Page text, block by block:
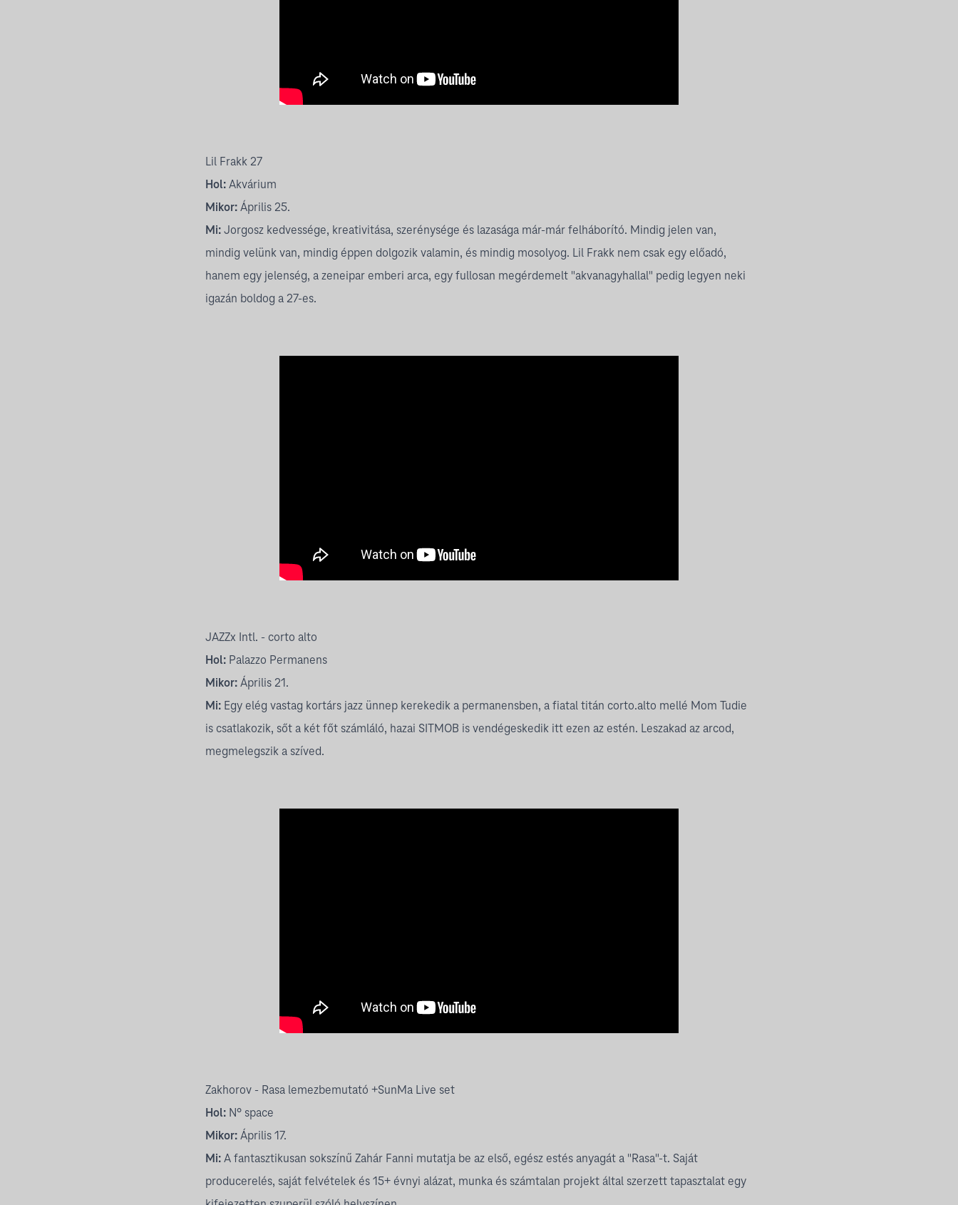
Lil Frakk 27
Hol: Akvárium
Mikor: Április 25.
Mi: Jorgosz kedvessége, kreativitása, szerénysége és lazasága már-már felháborító. Mindig jelen van,
mindig velünk van, mindig éppen dolgozik valamin, és mindig mosolyog. Lil Frakk nem csak egy előadó,
hanem egy jelenség, a zeneipar emberi arca, egy fullosan megérdemelt "akvanagyhallal" pedig legyen neki
igazán boldog a 27-es.
JAZZx Intl. - corto alto
Hol: Palazzo Permanens
Mikor: Április 21.
Mi: Egy elég vastag kortárs jazz ünnep kerekedik a permanensben, a fiatal titán corto.alto mellé Mom Tudie
is csatlakozik, sőt a két főt számláló, hazai SITMOB is vendégeskedik itt ezen az estén. Leszakad az arcod,
megmelegszik a szíved.
Zakhorov - Rasa lemezbemutató +SunMa Live set
Hol: N° space
Mikor: Április 17.
Mi: A fantasztikusan sokszínű Zahár Fanni mutatja be az első, egész estés anyagát a "Rasa"-t. Saját
producerelés, saját felvételek és 15+ évnyi alázat, munka és számtalan projekt által szerzett tapasztalat egy